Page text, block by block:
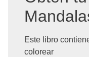
Este libro
colorear